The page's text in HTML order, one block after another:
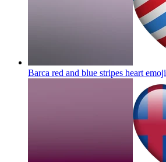
Barca red and blue stripes heart emoji